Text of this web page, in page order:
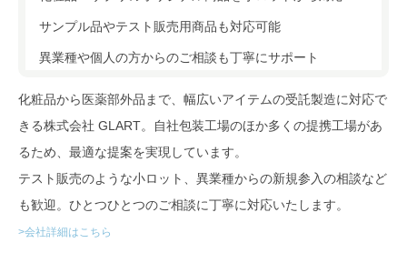
サンプル品やテスト販売用商品も対応可能
異業種や個人の方からのご相談も丁寧にサポート
化粧品から医薬部外品まで、幅広いアイテムの受託製造に対応で
きる株式会社 GLART。自社包装工場のほか多くの提携工場があ
るため、最適な提案を実現しています。
テスト販売のような小ロット、異業種からの新規参入の相談など
も歓迎。ひとつひとつのご相談に丁寧に対応いたします。
>会社詳細はこちら